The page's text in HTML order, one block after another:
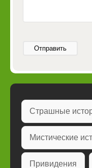
Отправить
Страшные
Мистические
Привидения